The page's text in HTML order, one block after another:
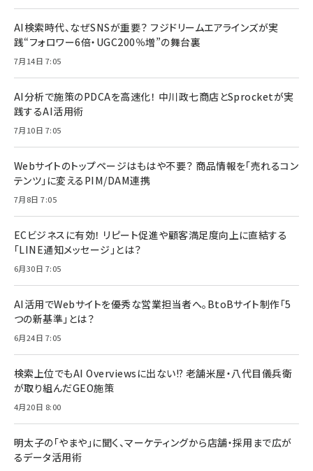
AI検索時代、なぜSNSが重要？ フジドリームエアラインズが実
践“フォロワー6倍・UGC200％増”の舞台裏
7月14日 7:05
AI分析で施策のPDCAを高速化！ 中川政七商店とSprocketが実
践するAI活用術
7月10日 7:05
Webサイトのトップページはもはや不要？ 商品情報を「売れるコン
テンツ」に変えるPIM/DAM連携
7月8日 7:05
ECビジネスに有効！ リピート促進や顧客満足度向上に直結する
「LINE通知メッセージ」とは？
6月30日 7:05
AI活用でWebサイトを優秀な営業担当者へ。BtoBサイト制作「5
つの新基準」とは？
6月24日 7:05
検索上位でもAI Overviewsに出ない!? 老舗米屋・八代目儀兵衛
が取り組んだGEO施策
4月20日 8:00
明太子の「やまや」に聞く、マーケティングから店舗・採用まで広が
るデータ活用術